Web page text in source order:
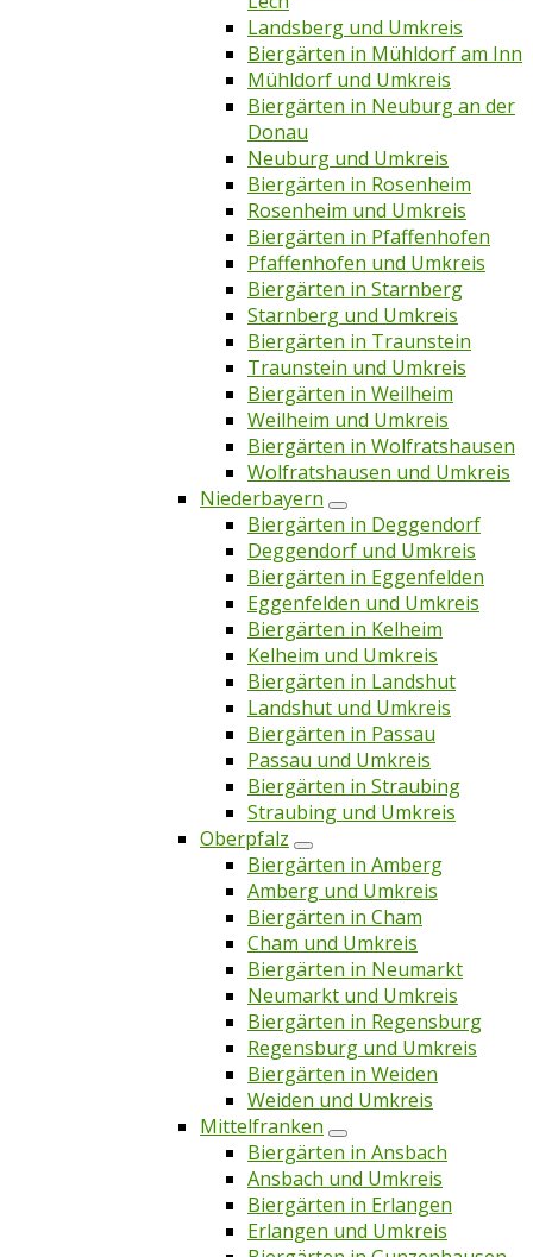
Landsberg und Umkreis
Biergärten in Mühldorf am Inn
Mühldorf und Umkreis
Biergärten in Neuburg an der
Donau
Neuburg und Umkreis
Biergärten in Rosenheim
Rosenheim und Umkreis
Biergärten in Pfaffenhofen
Pfaffenhofen und Umkreis
Biergärten in Starnberg
Starnberg und Umkreis
Biergärten in Traunstein
Traunstein und Umkreis
Biergärten in Weilheim
Weilheim und Umkreis
Biergärten in Wolfratshausen
Wolfratshausen und Umkreis
Niederbayern
Biergärten in Deggendorf
Deggendorf und Umkreis
Biergärten in Eggenfelden
Eggenfelden und Umkreis
Biergärten in Kelheim
Kelheim und Umkreis
Biergärten in Landshut
Landshut und Umkreis
Biergärten in Passau
Passau und Umkreis
Biergärten in Straubing
Straubing und Umkreis
Oberpfalz
Biergärten in Amberg
Amberg und Umkreis
Biergärten in Cham
Cham und Umkreis
Biergärten in Neumarkt
Neumarkt und Umkreis
Biergärten in Regensburg
Regensburg und Umkreis
Biergärten in Weiden
Weiden und Umkreis
Mittelfranken
Biergärten in Ansbach
Ansbach und Umkreis
Biergärten in Erlangen
Erlangen und Umkreis